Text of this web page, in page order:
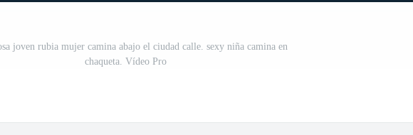
joven rubia mujer camina abajo el ciudad calle. sexy niña camina en
chaqueta. Vídeo Pro